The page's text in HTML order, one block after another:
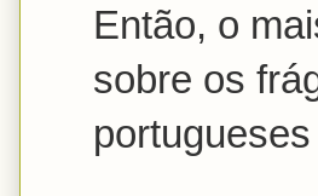
Então, o
sobre os